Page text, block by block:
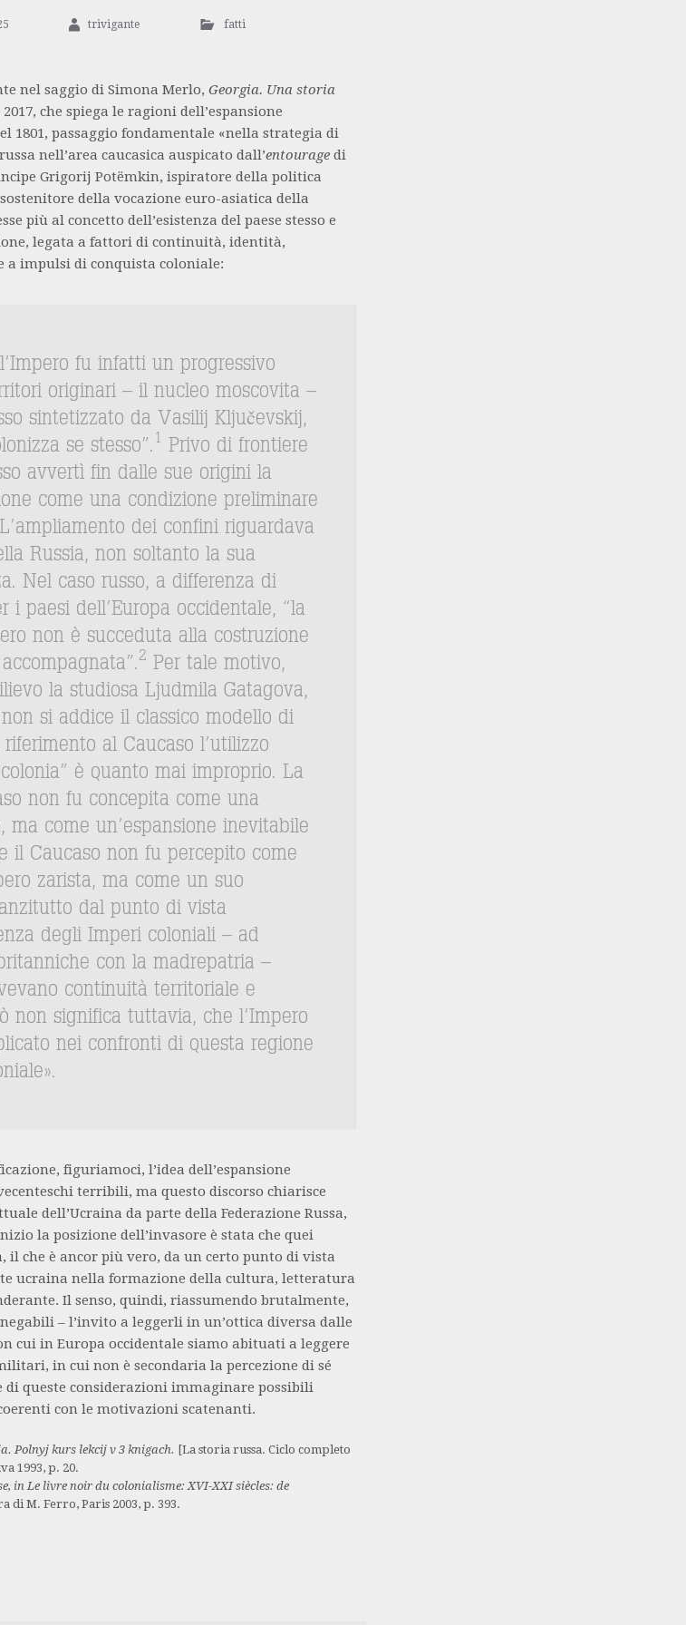
trivigante fatti
nel saggio di Simona Merlo, Georgia. Una storia
che spiega le ragioni dell’espansione
1801, passaggio fondamentale «nella strategia di
nell’area caucasica auspicato dall’entouragedi
Grigorij Potëmkin, ispiratore della politica
della vocazione euro-asiatica della
più al concetto dell’esistenza del paese stesso e
legata a fattori di continuità, identità,
a impulsi di conquista coloniale:
fu infatti un progressivo
originari – il nucleo moscovita –
sintetizzato da Vasilij Ključevskij,
se stesso”. 1
Privo di frontiere
avvertì fin dalle sue origini la
come una condizione preliminare
dei confini riguardava
Russia, non soltanto la sua
Nel caso russo, a differenza di
i paesi dell’Europa occidentale, “la
non è succeduta alla costruzione
2
Per tale motivo,
la studiosa Ljudmila Gatagova,
si addice il classico modello di
al Caucaso l’utilizzo
è quanto mai improprio. La
non fu concepita come una
ma come un’espansione inevitabile
il Caucaso non fu percepito come
zarista, ma come un suo
dal punto di vista
degli Imperi coloniali – ad
con la madrepatria –
continuità territoriale e
non significa tuttavia, che l’Impero
nei confronti di questa regione
figuriamoci, l’idea dell’espansione
terribili, ma questo discorso chiarisce
dell’Ucraina da parte della Federazione Russa,
la posizione dell’invasore è stata che quei
il che è ancor più vero, da un certo punto di vista
ucraina nella formazione della cultura, letteratura
Il senso, quindi, riassumendo brutalmente,
– l’invito a leggerli in un’ottica diversa dalle
cui in Europa occidentale siamo abituati a leggere
in cui non è secondaria la percezione di sé
di queste considerazioni immaginare possibili
con le motivazioni scatenanti.
Polnyj kurs lekcij v 3 knigach. [La storia russa. Ciclo completo
1993, p. 20.
in Le livre noir du colonialisme: XVI-XXI siècles: de
di M. Ferro, Paris 2003, p. 393.